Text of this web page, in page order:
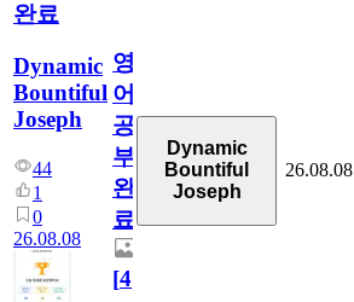
완료
Dynamic
Bountiful
Joseph
44
1
0
26.08.08
영
어
공
부
완
료
[4]
Dynamic
Bountiful
Joseph
26.08.08